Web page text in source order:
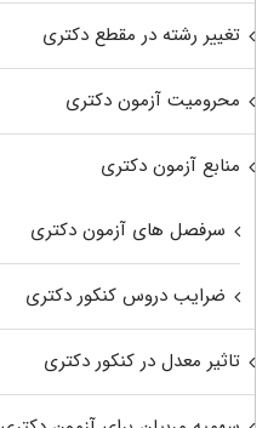
تغییر رشته در مقطع دکتری
محرومیت آزمون دکتری
منابع آزمون دکتری
سرفصل های آزمون دکتری
ضرایب دروس کنکور دکتری
تاثیر معدل در کنکور دکتری